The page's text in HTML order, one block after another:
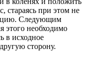
стараясь при этом не
Следующим
этого необходимо
в исходное
сторону.